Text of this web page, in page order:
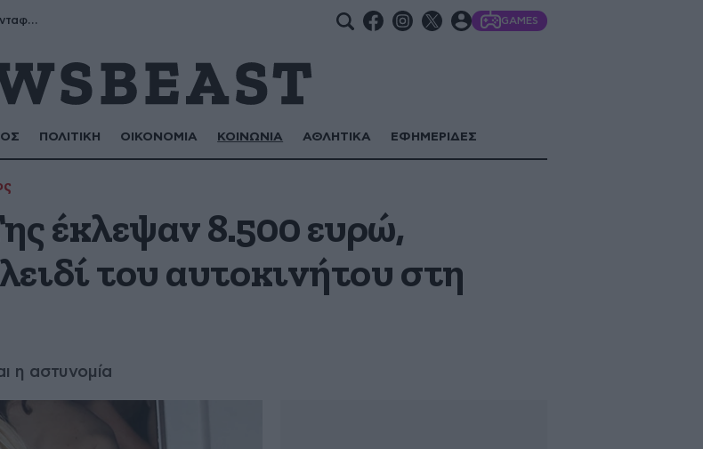
Μύρων, Τριαντάφυλλος, Τριανταφυλλιά, Φυλλιώ, Ρόζα GAMES
ΠΟΛΙΤΙΚΗ ΟΙΚΟΝΟΜΙΑ ΚΟΙΝΩΝΙΑ ΑΘΛΗΤΙΚΑ ΕΦΗΜΕΡΙΔΕΣ
έκλεψαν 8.500 ευρώ,
του αυτοκινήτου στη
η αστυνομία